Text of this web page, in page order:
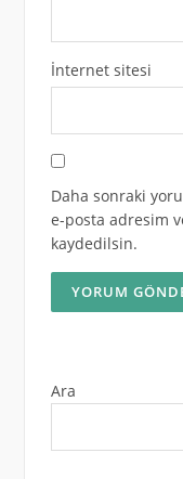
İnternet sitesi
Daha sonraki
e-posta adresim
kaydedilsin.
Ara